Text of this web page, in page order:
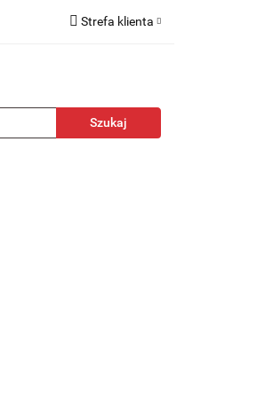
Strefa klienta
Dodaj zgłoszenie